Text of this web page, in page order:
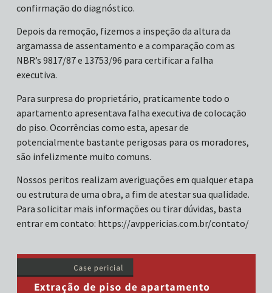
confirmação do diagnóstico.
Depois da remoção, fizemos a inspeção da altura da
argamassa de assentamento e a comparação com as
NBR’s 9817/87 e 13753/96 para certificar a falha
executiva.
Para surpresa do proprietário, praticamente todo o
apartamento apresentava falha executiva de colocação
do piso. Ocorrências como esta, apesar de
potencialmente bastante perigosas para os moradores,
são infelizmente muito comuns.
Nossos peritos realizam averiguações em qualquer etapa
ou estrutura de uma obra, a fim de atestar sua qualidade.
Para solicitar mais informações ou tirar dúvidas, basta
entrar em contato: https://avppericias.com.br/contato/